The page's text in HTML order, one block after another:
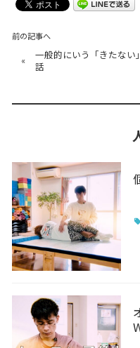
前の記事へ
«
一般的にいう「きたない」
話